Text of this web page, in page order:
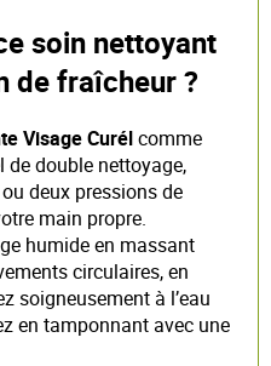
soin nettoyant
de fraîcheur ?
Visage Curélcomme
de double nettoyage,
deux pressions de
main propre.
humide en massant
circulaires, en
soigneusement à l’eau
en tamponnant avec une